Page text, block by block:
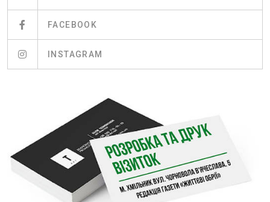
FACEBOOK
INSTAGRAM